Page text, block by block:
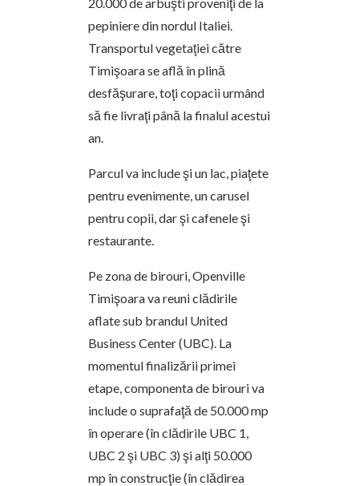
pepiniere din nordul Italiei.
Transportul vegetaţiei către
Timişoara se află în plină
desfăşurare, toţi copacii urmând
să fie livraţi până la finalul acestui
an.
Parcul va include şi un lac, piaţete
pentru evenimente, un carusel
pentru copii, dar şi cafenele şi
restaurante.
Pe zona de birouri, Openville
Timişoara va reuni clădirile
aflate sub brandul United
Business Center (UBC). La
momentul finalizării primei
etape, componenta de birouri va
include o suprafaţă de 50.000 mp
în operare (în clădirile UBC 1,
UBC 2 şi UBC 3) şi alţi 50.000
mp în construcţie (în clădirea